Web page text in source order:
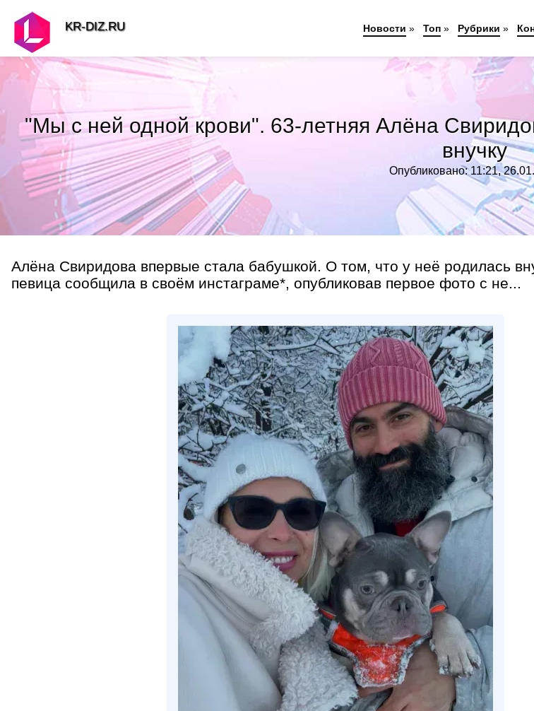
"Мы с ней одной крови". 63-летняя Алёна
внучку
Опубликовано: 11:21,
Алёна Свиридова впервые стала бабушкой. О том, что у неё родилась
певица сообщила в своём инстаграме*, опубликовав первое фото с не...
KR-DIZ.RU Новости » Топ » Рубрики »